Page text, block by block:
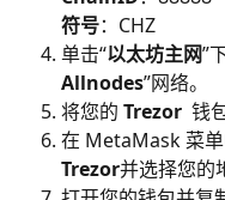
​符号：CHZ
单击“以太坊主网”
Allnodes”网络。
将您的 Trezor 钱
在 MetaMask 菜
Trezor并选择您的